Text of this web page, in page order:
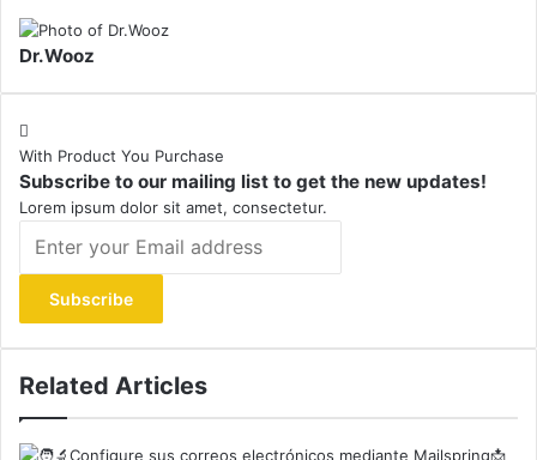
Dr.Wooz
With Product You Purchase
Subscribe to our mailing list to get the new updates!
Lorem ipsum dolor sit amet, consectetur.
your
Email
address
Related Articles